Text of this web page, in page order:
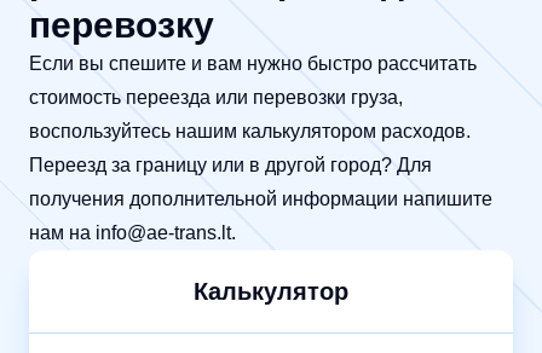
перевозку
Если вы спешите и вам нужно быстро рассчитать
стоимость переезда или перевозки груза,
воспользуйтесь нашим калькулятором расходов.
Переезд за границу или в другой город? Для
получения дополнительной информации напишите
нам на info@ae-trans.lt.
Калькулятор